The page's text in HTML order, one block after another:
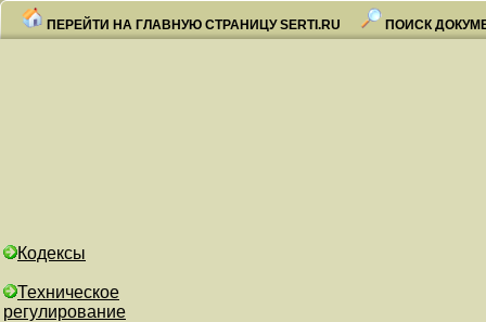
ПЕРЕЙТИ НА ГЛАВНУЮ СТРАНИЦУ SERTI.RU ПОИСК
Кодексы
Техническое
регулирование